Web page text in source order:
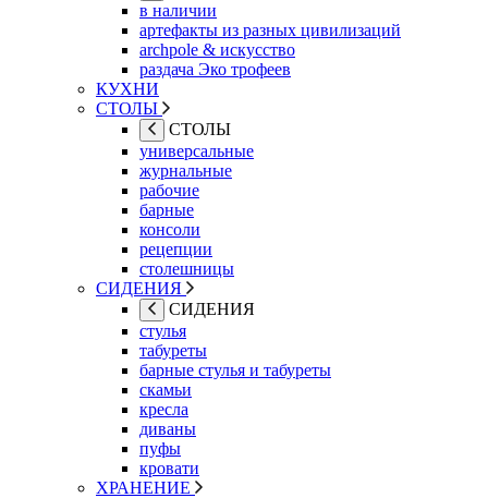
в наличии
артефакты из разных цивилизаций
archpole & искусство
раздача Эко трофеев
КУХНИ
СТОЛЫ
СТОЛЫ
универсальные
журнальные
рабочие
барные
консоли
рецепции
столешницы
СИДЕНИЯ
СИДЕНИЯ
стулья
табуреты
барные стулья и табуреты
скамьи
кресла
диваны
пуфы
кровати
ХРАНЕНИЕ